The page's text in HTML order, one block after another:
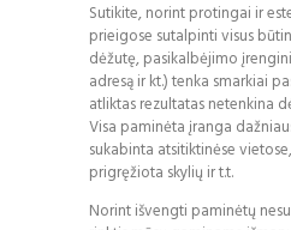
Sutikite, norint protingai ir
prieigose sutalpinti visus
dėžutę, pasikalbėjimo
adresą ir kt.) tenka smarkiai
atliktas rezultatas netenkina
Visa paminėta įranga
sukabinta atsitiktinėse
prigręžiota skylių ir t.t.
Norint išvengti paminėtų